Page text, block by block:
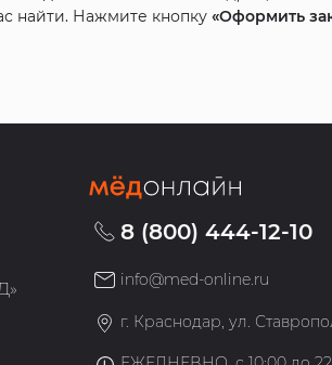
найти. Нажмите кнопку«Оформить
8 (800) 444-12-10
info@med-online.ru
г. Краснодар, ул.